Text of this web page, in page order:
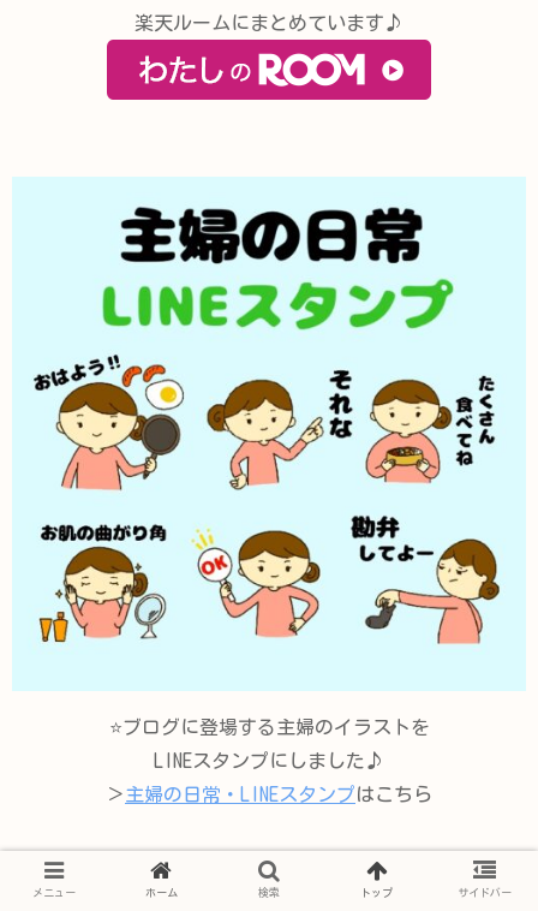
楽天ルームにまとめています♪
⭐️ブログに登場する主婦のイラストを
LINEスタンプにしました♪
＞主婦の日常・LINEスタンプはこちら
プロフィール
メニュー ホーム 検索 トップ サイドバー